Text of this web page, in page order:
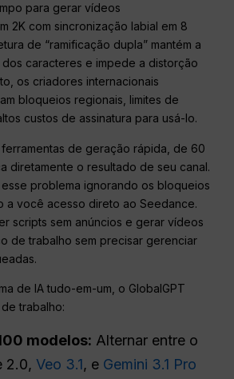
para gerar vídeos
2K com sincronização labial em 8
de “ramificação dupla” mantém a
caracteres e impede a distorção
os criadores internacionais
bloqueios regionais, limites de
custos de assinatura para usá-lo.
de geração rápida, de 60
diretamente o resultado de seu canal.
problema ignorando os bloqueios
a você acesso direto ao Seedance.
scripts sem anúncios e gerar vídeos
de trabalho sem precisar gerenciar
de IA tudo-em-um, o GlobalGPT
trabalho:
modelos: Alternar entre o
2.0,Veo 3.1, e Gemini 3.1 Pro